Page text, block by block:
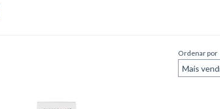
Ordenar por